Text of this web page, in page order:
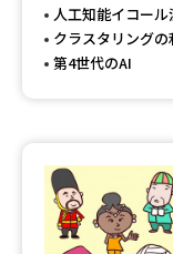
人工知能イコー
クラスタリングの
第4世代のAI